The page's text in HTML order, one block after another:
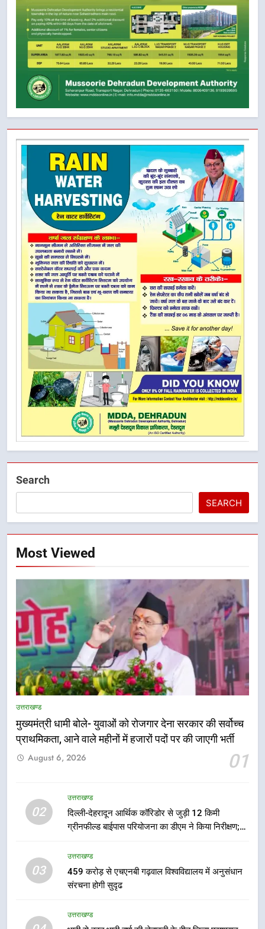
Search
SEARCH
Most Viewed
उत्तराखण्ड
मुख्यमंत्री धामी बोले- युवाओं को रोजगार देना सरकार की सर्वोच्च
प्राथमिकता, आने वाले महीनों में हजारों पदों पर की जाएगी भर्ती
01
August 6, 2026
02
उत्तराखण्ड
दिल्ली-देहरादून आर्थिक कॉरिडोर से जुड़ी 12 किमी
ग्रीनफील्ड बाईपास परियोजना का डीएम ने किया निरीक्षण;
सुरक्षा मानकों से कोई समझौता नहींः डीएम
03
उत्तराखण्ड
459 करोड़ से एचएनबी गढ़वाल विश्वविद्यालय में अनुसंधान
संरचना होगी सुदृढ
उत्तराखण्ड
5
एमडीडीए बोर्ड बैठक में 25 विकास प्रस्तावों
6
मुख्यमंत्री पुष्कर सिंह धामी के दिशा-निर्देशों
7